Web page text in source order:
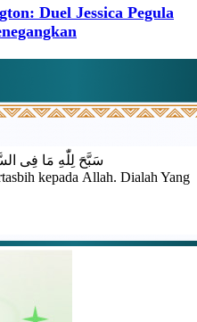
Duel Jessica Pegula
سَبَّحَ لِلّٰهِ مَا فِى
kepada Allah. Dialah Yang